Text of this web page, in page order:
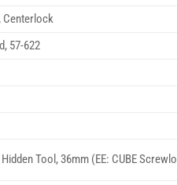
Centerlock
57-622
Tool, 36mm (EE: CUBE